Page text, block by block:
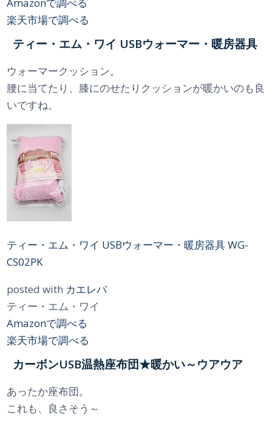
楽天市場で調べる
ティー・エム・ワイ USBウォーマー・暖房器具
ウォーマークッション。
腰に当てたり、膝にのせたりクッションが暖かいのも良
いですね。
ティー・エム・ワイ USBウォーマー・暖房器具 WG-
CS02PK
posted with カエレバ
ティー・エム・ワイ
Amazonで調べる
楽天市場で調べる
カーボンUSB温熱座布団★暖かい～ウアウア
あったか座布団。
これも、良さそう～